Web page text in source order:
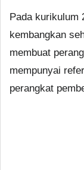
Pada kurikulum
kembangkan
membuat
mempunyai
perangkat